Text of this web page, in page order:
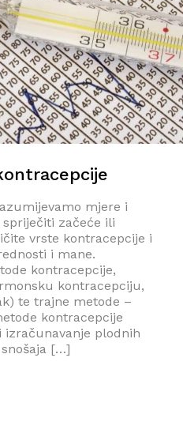
mjere i
začeće ili
vrste kontracepcije i
i mane.
kontracepcije,
kontracepciju,
te trajne metode –
kontracepcije
plodnih
[…]